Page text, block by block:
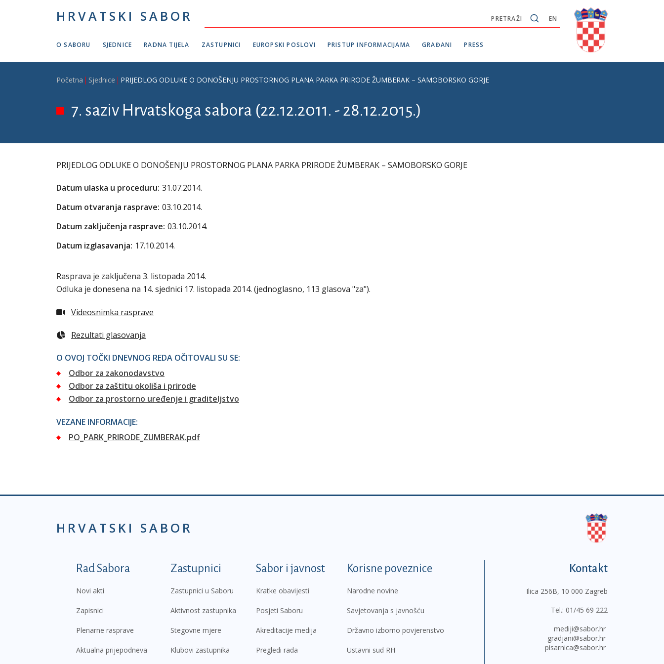
HRVATSKI SABOR EN
PRETRAŽI
O SABORU SJEDNICE RADNA TIJELA ZASTUPNICI EUROPSKI POSLOVI PRISTUP INFORMACIJAMA GRAĐANI PRESS
Breadcrumb
Početna Sjednice PRIJEDLOG ODLUKE O DONOŠENJU PROSTORNOG PLANA PARKA PRIRODE ŽUMBERAK – SAMOBORSKO GORJE
7. saziv Hrvatskoga sabora (22.12.2011. - 28.12.2015.)
PRIJEDLOG ODLUKE O DONOŠENJU PROSTORNOG PLANA PARKA PRIRODE ŽUMBERAK – SAMOBORSKO GORJE
Datum ulaska u proceduru: 31.07.2014.
Datum otvaranja rasprave: 03.10.2014.
Datum zaključenja rasprave: 03.10.2014.
Datum izglasavanja: 17.10.2014.
Rasprava je zaključena 3. listopada 2014.
Odluka je donesena na 14. sjednici 17. listopada 2014. (jednoglasno, 113 glasova "za").
Videosnimka rasprave
Rezultati glasovanja
O OVOJ TOČKI DNEVNOG REDA OČITOVALI SU SE:
Odbor za zakonodavstvo
Odbor za zaštitu okoliša i prirode
Odbor za prostorno uređenje i graditeljstvo
VEZANE INFORMACIJE:
PO_PARK_PRIRODE_ZUMBERAK.pdf
HRVATSKI SABOR
Podnožje prvi izbornik
Rad Sabora
Novi akti
Zapisnici
Plenarne rasprave
Aktualna prijepodneva
Zastupnici
Zastupnici u Saboru
Aktivnost zastupnika
Stegovne mjere
Klubovi zastupnika
Sabor i javnost
Kratke obavijesti
Posjeti Saboru
Akreditacije medija
Pregledi rada
Korisne poveznice
Narodne novine
Savjetovanja s javnošću
Državno izborno povjerenstvo
Ustavni sud RH
Kontakt
Ilica 256B, 10 000 Zagreb
Tel.: 01/45 69 222
mediji@sabor.hr
gradjani@sabor.hr
pisarnica@sabor.hr